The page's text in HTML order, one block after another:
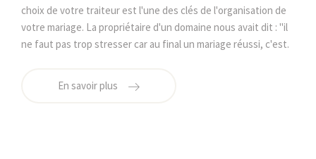
choix de votre traiteur est l'une des clés de l'organisation de
votre mariage. La propriétaire d'un domaine nous avait dit : "il
ne faut pas trop stresser car au final un mariage réussi, c'est.
En savoir plus